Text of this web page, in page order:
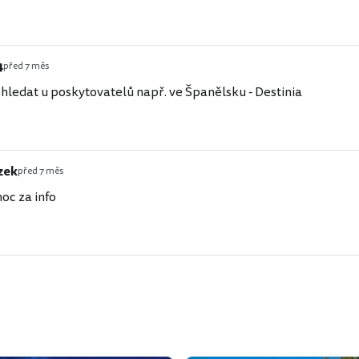
před 7 měs
u poskytovatelů např. ve Španělsku - Destinia
před 7 měs
za info